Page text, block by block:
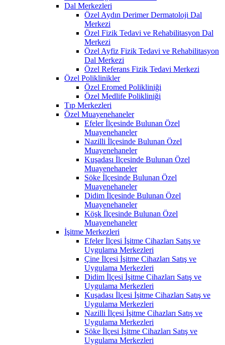
Dal Merkezleri
Özel Aydın Derimer Dermatoloji Dal
Merkezi
Özel Fizik Tedavi ve Rehabilitasyon Dal
Merkezi
Özel Ayfiz Fizik Tedavi ve Rehabilitasyon
Dal Merkezi
Özel Referans Fizik Tedavi Merkezi
Özel Poliklinikler
Özel Eromed Polikliniği
Özel Medlife Polikliniği
Tıp Merkezleri
Özel Muayenehaneler
Efeler İlçesinde Bulunan Özel
Muayenehaneler
Nazilli İlçesinde Bulunan Özel
Muayenehaneler
Kuşadası İlçesinde Bulunan Özel
Muayenehaneler
Söke İlçesinde Bulunan Özel
Muayenehaneler
Didim İlçesinde Bulunan Özel
Muayenehaneler
Köşk İlçesinde Bulunan Özel
Muayenehaneler
İşitme Merkezleri
Efeler İlçesi İşitme Cihazları Satış ve
Uygulama Merkezleri
Çine İlçesi İşitme Cihazları Satış ve
Uygulama Merkezleri
Didim İlçesi İşitme Cihazları Satış ve
Uygulama Merkezleri
Kuşadası İlçesi İşitme Cihazları Satış ve
Uygulama Merkezleri
Nazilli İlçesi İşitme Cihazları Satış ve
Uygulama Merkezleri
Söke İlçesi İşitme Cihazları Satış ve
Uygulama Merkezleri